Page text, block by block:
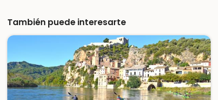
en familia, ya que hay mesas, bancos y
barbacoas.…
También puede interesarte